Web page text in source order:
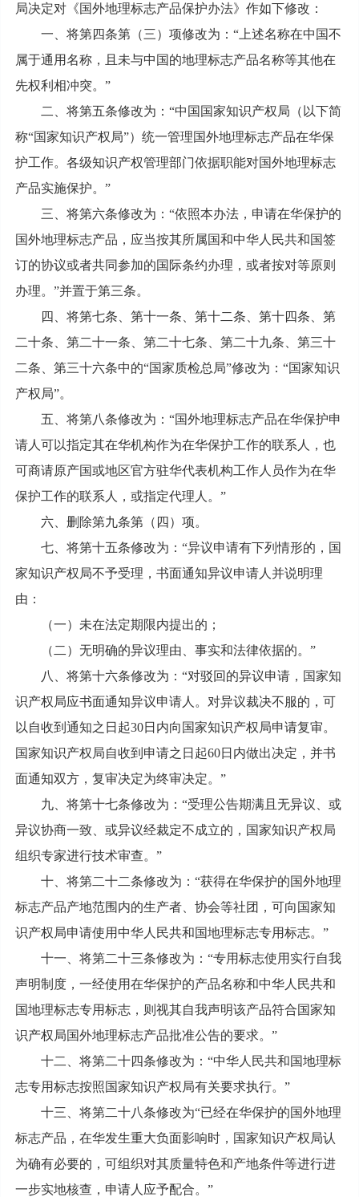
局决定对《国外地理标志产品保护办法》作如下修改：
一、将第四条第（三）项修改为：“上述名称在中国不
属于通用名称，且未与中国的地理标志产品名称等其他在
先权利相冲突。”
二、将第五条修改为：“中国国家知识产权局（以下简
称“国家知识产权局”）统一管理国外地理标志产品在华保
护工作。各级知识产权管理部门依据职能对国外地理标志
产品实施保护。”
三、将第六条修改为：“依照本办法，申请在华保护的
国外地理标志产品，应当按其所属国和中华人民共和国签
订的协议或者共同参加的国际条约办理，或者按对等原则
办理。”并置于第三条。
四、将第七条、第十一条、第十二条、第十四条、第
二十条、第二十一条、第二十七条、第二十九条、第三十
二条、第三十六条中的“国家质检总局”修改为：“国家知识
产权局”。
五、将第八条修改为：“国外地理标志产品在华保护申
请人可以指定其在华机构作为在华保护工作的联系人，也
可商请原产国或地区官方驻华代表机构工作人员作为在华
保护工作的联系人，或指定代理人。”
六、删除第九条第（四）项。
七、将第十五条修改为：“异议申请有下列情形的，国
家知识产权局不予受理，书面通知异议申请人并说明理
由：
（一）未在法定期限内提出的；
（二）无明确的异议理由、事实和法律依据的。”
八、将第十六条修改为：“对驳回的异议申请，国家知
识产权局应书面通知异议申请人。对异议裁决不服的，可
以自收到通知之日起30日内向国家知识产权局申请复审。
国家知识产权局自收到申请之日起60日内做出决定，并书
面通知双方，复审决定为终审决定。”
九、将第十七条修改为：“受理公告期满且无异议、或
异议协商一致、或异议经裁定不成立的，国家知识产权局
组织专家进行技术审查。”
十、将第二十二条修改为：“获得在华保护的国外地理
标志产品产地范围内的生产者、协会等社团，可向国家知
识产权局申请使用中华人民共和国地理标志专用标志。”
十一、将第二十三条修改为：“专用标志使用实行自我
声明制度，一经使用在华保护的产品名称和中华人民共和
国地理标志专用标志，则视其自我声明该产品符合国家知
识产权局国外地理标志产品批准公告的要求。”
十二、将第二十四条修改为：“中华人民共和国地理标
志专用标志按照国家知识产权局有关要求执行。”
十三、将第二十八条修改为“已经在华保护的国外地理
标志产品，在华发生重大负面影响时，国家知识产权局认
为确有必要的，可组织对其质量特色和产地条件等进行进
一步实地核查，申请人应予配合。”